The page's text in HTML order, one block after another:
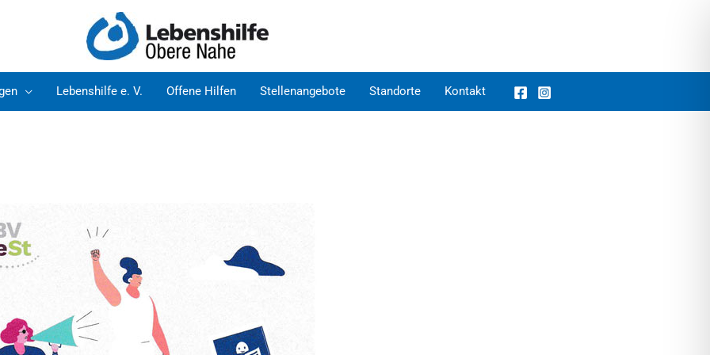
Lebenshilfe e. V. Offene Hilfen Stellenangebote Standorte Kontakt